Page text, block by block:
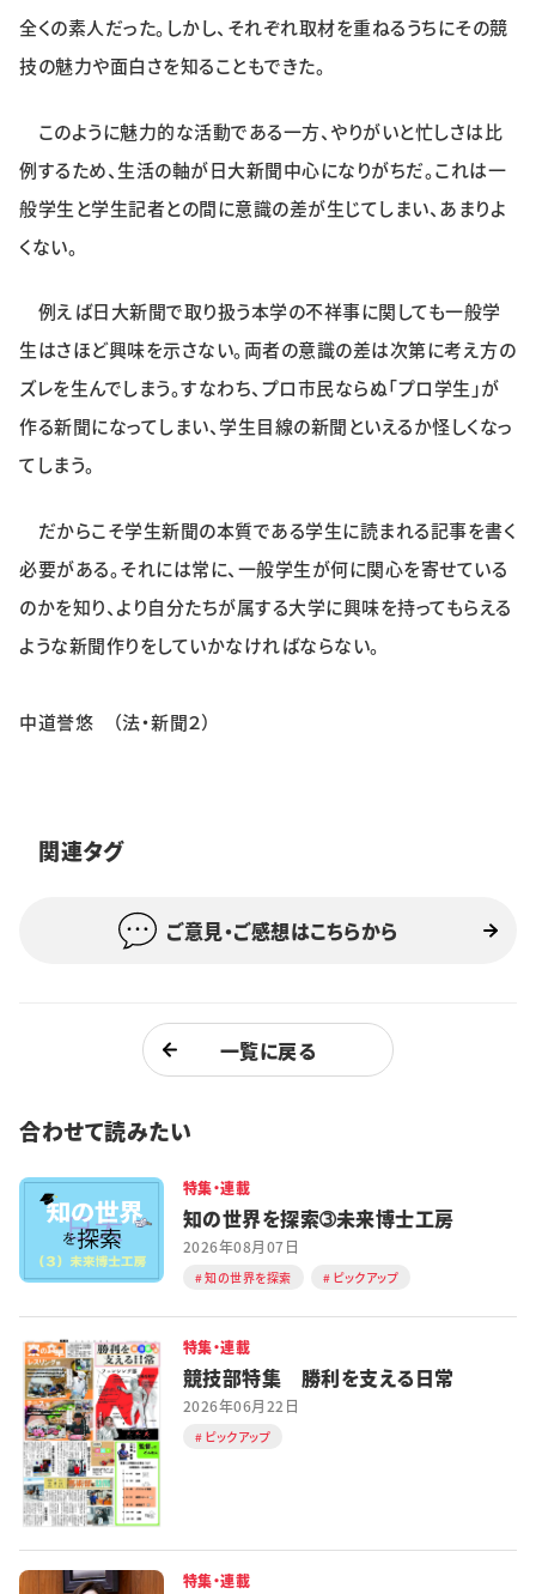
全くの素人だった。しかし、それぞれ取材を重ねるうちにその競
技の魅力や面白さを知ることもできた。
このように魅力的な活動である一方、やりがいと忙しさは比
例するため、生活の軸が日大新聞中心になりがちだ。これは一
般学生と学生記者との間に意識の差が生じてしまい、あまりよ
くない。
例えば日大新聞で取り扱う本学の不祥事に関しても一般学
生はさほど興味を示さない。両者の意識の差は次第に考え方の
ズレを生んでしまう。すなわち、プロ市民ならぬ「プロ学生」が
作る新聞になってしまい、学生目線の新聞といえるか怪しくなっ
てしまう。
だからこそ学生新聞の本質である学生に読まれる記事を書く
必要がある。それには常に、一般学生が何に関心を寄せている
のかを知り、より自分たちが属する大学に興味を持ってもらえる
ような新聞作りをしていかなければならない。
中道誉悠 （法・新聞２）
関連タグ
ご意見・ご感想はこちらから
一覧に戻る
合わせて読みたい
特集・連載
知の世界を探索➂未来博士工房
2026年08月07日
知の世界を探索 ピックアップ
特集・連載
競技部特集 勝利を支える日常
2026年06月22日
ピックアップ
特集・連載